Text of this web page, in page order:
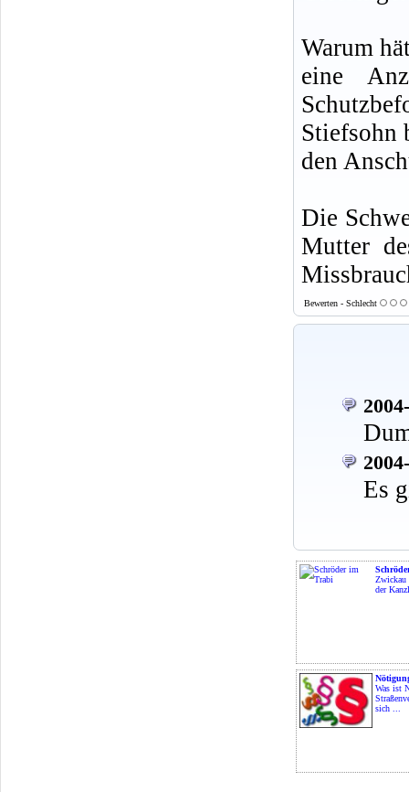
Warum
eine
Stiefsohn
den
Die
Mutter
Bewerten - Schlecht
Es
Zwickau
der
Was ist
sich ...